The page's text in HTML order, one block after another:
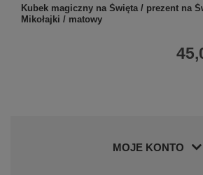
Kubek magiczny na Święta / prezent na
Mikołajki / matowy
MOJE KONTO